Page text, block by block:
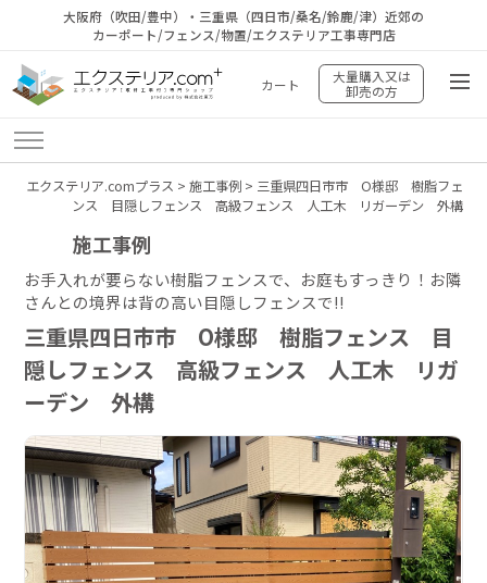
大阪府（吹田/豊中）・三重県（四日市/桑名/鈴鹿/津）近郊の
カーポート/フェンス/物置/エクステリア工事専門店
カート
大量購入又は
卸売の方
エクステリア.comプラス > 施工事例> 三重県四日市市 O様邸 樹脂フェ
ンス 目隠しフェンス 高級フェンス 人工木 リガーデン 外構
施工事例
お手入れが要らない樹脂フェンスで、お庭もすっきり！お隣
さんとの境界は背の高い目隠しフェンスで!!
三重県四日市市 O様邸 樹脂フェンス 目
隠しフェンス 高級フェンス 人工木 リガ
ーデン 外構